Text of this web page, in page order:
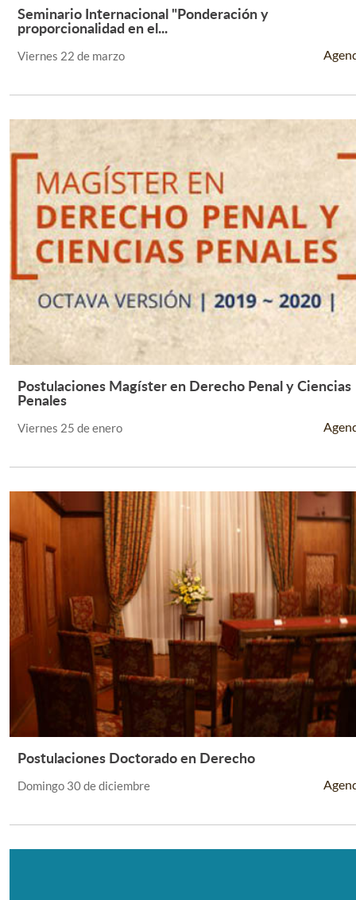
Leer Más +
Seminario Internacional "Ponderación y
proporcionalidad en el...
Viernes 22 de marzo
Leer Más +
Postulaciones Magíster en Derecho Penal y Ciencias
Penales
Viernes 25 de enero
Postulaciones Doctorado en Derecho
Domingo 30 de diciembre